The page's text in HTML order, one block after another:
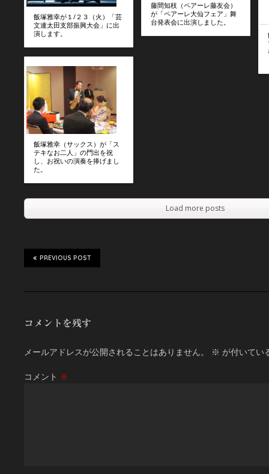
飯塚雅幸が１/２３（火）「芸
文連太田支部振興大会」に出
演します。
飯塚雅幸（サックス）が「ス
テキなお二人」の門出を祝
し、お祝いの演奏を捧げまし
た。
藤間知枝（ペアーレ藤友会）
が「ペアーレ大仙フェア」舞
台発表会に出演しました。
Load more posts
PREVIOUS POST
コメントを残す
メールアドレスが公開されることはありません。 ※ が付いてい
コメント ※